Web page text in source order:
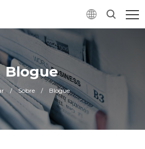
Blogue
/ Sobre / Blogue